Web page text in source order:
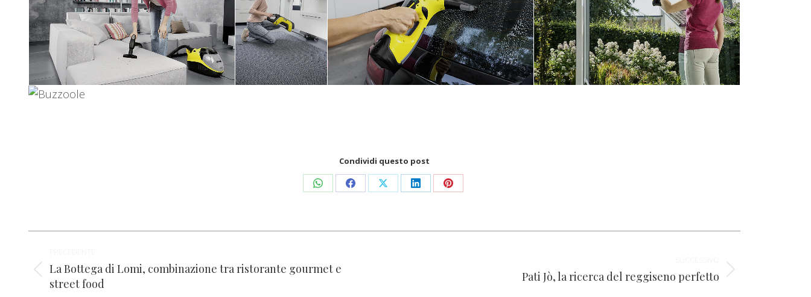
Condividi questo post
Condividi
WhatsApp
Condividi
Facebook
Condividi
X
Condividi
LinkedIn
Condividi
Pinterest
tra Post
La Bottega di Lomi, combinazione tra ristorante gourmet e
street food
Pati Jò, la ricerca del reggiseno perfetto